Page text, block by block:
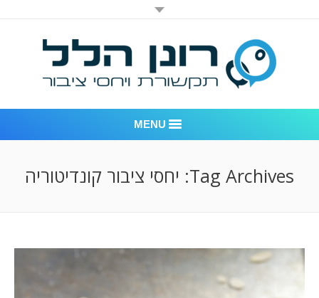
MENU
לקוחות – משרד יחסי ציבור רונן הלל
חדר חדשות
Tag Archives: יחסי ציבור קונדיטוריה